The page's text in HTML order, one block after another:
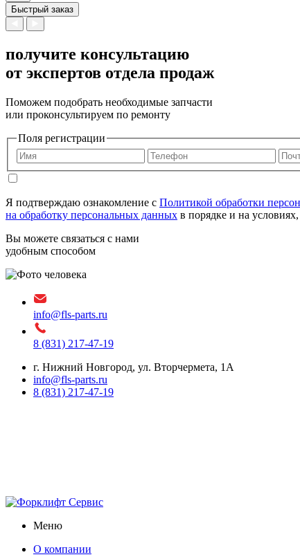
Быстрый заказ
получите консультацию
от экспертов отдела продаж
Поможем подобрать необходимые запчасти
или проконсультируем по ремонту
Поля регистрации
Я подтверждаю ознакомление с Политикой обработки
на обработку персональных данных в порядке и на
Вы можете связаться с нами
удобным способом
info@fls-parts.ru
8 (831) 217-47-19
г. Нижний Новгород, ул. Вторчермета, 1А
info@fls-parts.ru
8 (831) 217-47-19
Меню
О компании